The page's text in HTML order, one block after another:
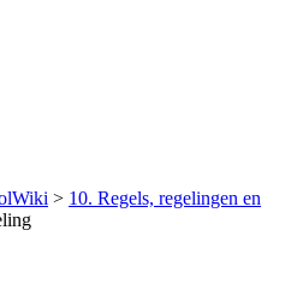
> 10. Regels, regelingen en